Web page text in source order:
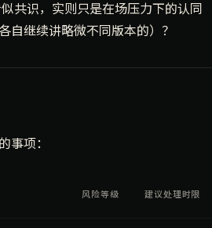
共识，实则只是在场压力下的认同
自继续讲略微不同版本的）？
事项：
风险等级 建议处理时限